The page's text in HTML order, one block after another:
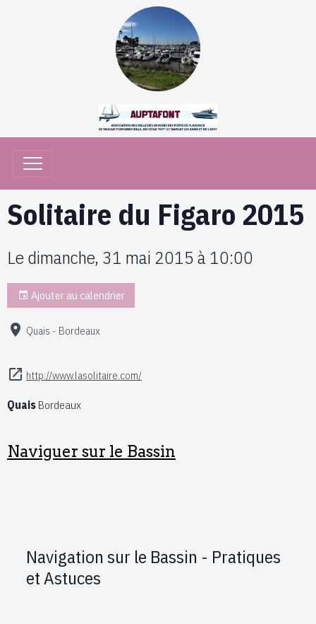
Solitaire du Figaro 2015
Le dimanche, 31 mai 2015à 10:00
Ajouter au calendrier
Quais - Bordeaux
http://www.lasolitaire.com/
Quais Bordeaux
Naviguer sur le Bassin
Navigation sur le Bassin - Pratiques
et Astuces